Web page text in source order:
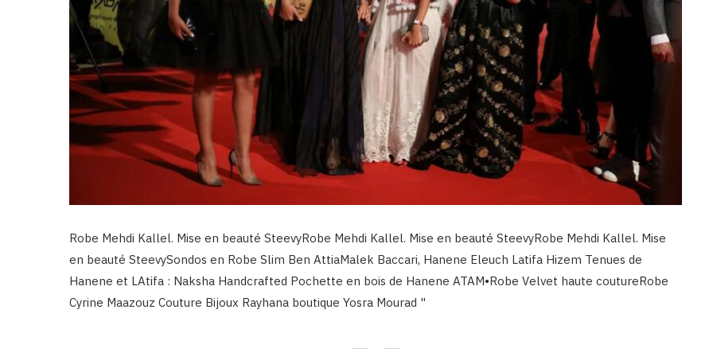
Robe Mehdi Kallel. Mise en beauté SteevyRobe Mehdi Kallel. Mise en beauté SteevyRobe Mehdi Kallel. Mise
en beauté SteevySondos en Robe Slim Ben AttiaMalek Baccari, Hanene Eleuch Latifa Hizem Tenues de
Hanene et LAtifa : Naksha Handcrafted Pochette en bois de Hanene ATAM•Robe Velvet haute coutureRobe
Cyrine Maazouz Couture Bijoux Rayhana boutique​ Yosra Mourad "